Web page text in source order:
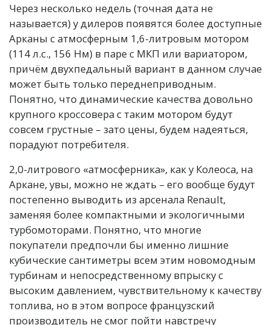
Через несколько недель (точная дата не
называется) у дилеров появятся более доступные
Арканы с атмосферным 1,6-литровым мотором
(114 л.с., 156 Нм) в паре с МКП или вариатором,
причём двухпедальный вариант в данном случае
может быть только переднеприводным.
Понятно, что динамические качества довольно
крупного кроссовера с таким мотором будут
совсем грустные – зато цены, будем надеяться,
порадуют потребителя.
2,0-литрового «атмосферника», как у Колеоса, на
Аркане, увы, можно не ждать – его вообще будут
постепенно выводить из арсенала Renault,
заменяя более компактными и экологичными
турбомоторами. Понятно, что многие
покупатели предпочли бы именно лишние
кубические сантиметры всем этим новомодным
турбинам и непосредственному впрыску с
высоким давлением, чувствительному к качеству
топлива, но в этом вопросе французский
производитель не смог пойти навстречу